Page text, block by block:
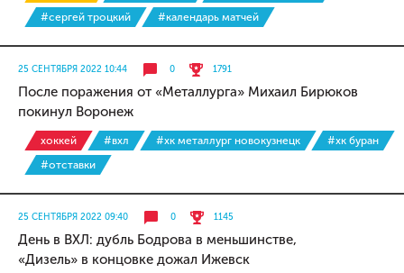
#сергей троцкий
#календарь матчей
25 СЕНТЯБРЯ 2022 10:44 0 1791
После поражения от «Металлурга» Михаил Бирюков
покинул Воронеж
хоккей #вхл #хк металлург новокузнецк
#хк буран
#отставки
25 СЕНТЯБРЯ 2022 09:40 0 1145
День в ВХЛ: дубль Бодрова в меньшинстве,
«Дизель» в концовке дожал Ижевск